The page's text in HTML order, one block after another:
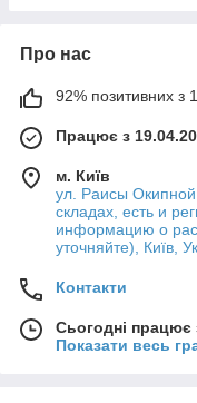
Про нас
92% позитивних з
Працює з
м. Київ
ул. Раисы
складах, есть и
информацию о
уточняйте), Київ,
Контакти
Сьогодні працює
Показати весь